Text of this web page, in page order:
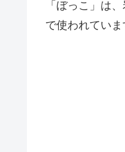
「ぼっこ」は
で使われていま